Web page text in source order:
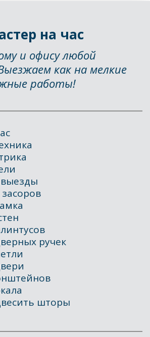
на час
и офису любой
как на мелкие
работы!
ручек
шторы